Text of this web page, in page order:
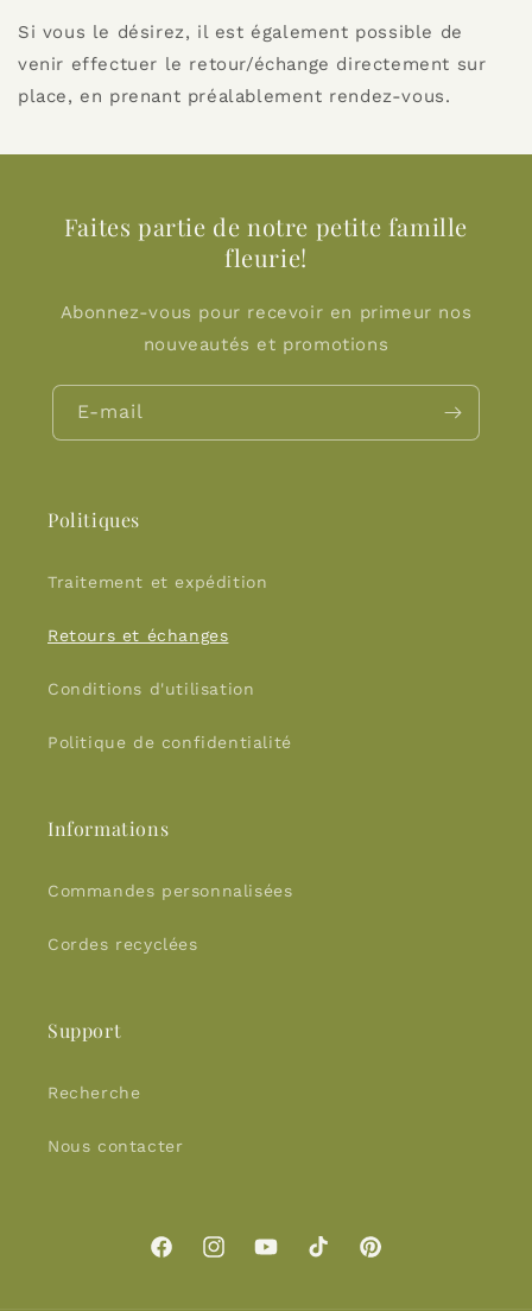
Si vous le désirez, il est également possible de
venir effectuer le retour/échange directement sur
place, en prenant préalablement rendez-vous.
Faites partie de notre petite famille
fleurie!
Abonnez-vous pour recevoir en primeur nos
nouveautés et promotions
E-mail
Politiques
Traitement et expédition
Retours et échanges
Conditions d'utilisation
Politique de confidentialité
Informations
Commandes personnalisées
Cordes recyclées
Support
Recherche
Nous contacter
FacebookInstagramYouTubeTikTok Pinterest